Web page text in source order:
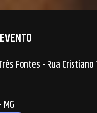
Fontes - Rua Cristiano